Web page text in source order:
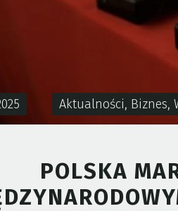
Aktualności, Biznes,
POLSKA